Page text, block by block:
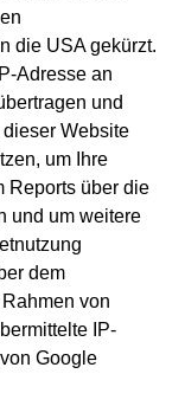
die USA gekürzt.
Adresse an
und
Website
um Ihre
Reports über die
und um weitere
dem
von
IP-
Google